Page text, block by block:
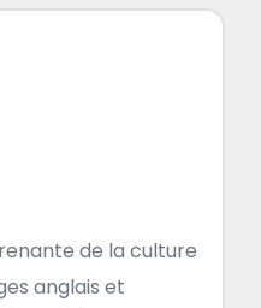
de la culture
anglais et